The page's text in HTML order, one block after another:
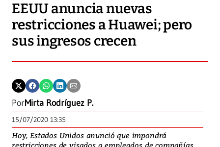
EEUU anuncia nuevas
restricciones a Huawei; pero
sus ingresos crecen
PorMirta Rodríguez P.
15/07/2020 13:35
Hoy, Estados Unidos anunció que impondrá